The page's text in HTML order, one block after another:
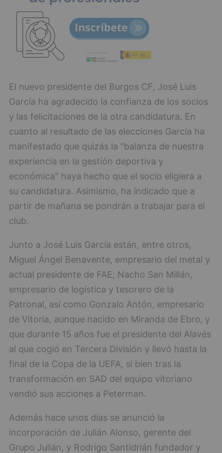
El nuevo presidente del Burgos CF, José Luis
García ha agradecido la confianza de los socios
y las felicitaciones de la otra candidatura. En
cuanto al resultado de las elecciones García ha
manifestado que quizás la "balanza de nuestra
experiencia en la gestión deportiva y
económica" haya hecho que el socio eligiera a
su candidatura. Asimismo, ha indicado que a
partir de mañana se pondrán a trabajar para el
club.
Junto a José Luis García están, entre otros,
Miguel Ángel Benavente, empresario del metal y
actual presidente de FAE; Nacho San Millán,
empresario de logística y tesorero de la
Patronal, así como Gonzalo Antón, empresario
de Vitoria, aunque nacido en Miranda de Ebro, y
que durante 15 años fue el presidente del Alavés
al que cogió en Tercera División y llevó hasta la
final de la Copa de la UEFA, si bien tras la
transformación en SAD del equipo vitoriano
vendió sus acciones a Peterman.
Además hace unos días se anunció la
incorporación de Julián Alonso, gerente del
Grupo Julián, y Rodrigo Santidrián fundador y